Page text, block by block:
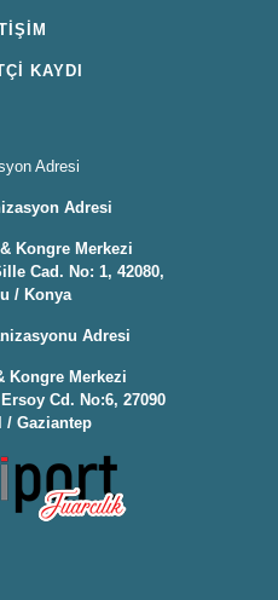
KAYDI
Adresi
Adresi
Kongre Merkezi
Cad. No: 1, 42080,
/ Konya
Adresi
Kongre Merkezi
Cd. No:6, 27090
/ Gaziantep